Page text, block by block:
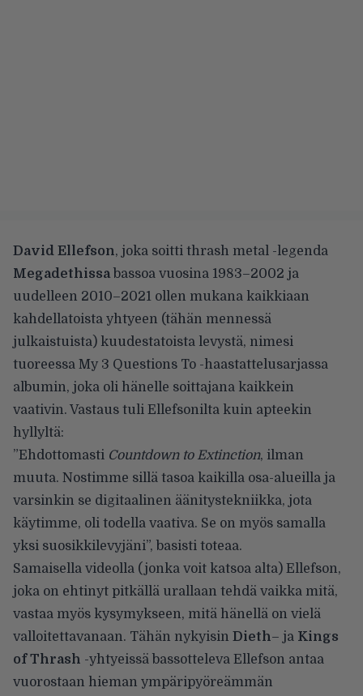
David Ellefson, joka soitti thrash metal -legenda
Megadethissabassoa vuosina 1983–2002 ja
uudelleen 2010–2021 ollen mukana kaikkiaan
kahdellatoista yhtyeen (tähän mennessä
julkaistuista) kuudestatoista levystä, nimesi
tuoreessa My 3 Questions To -haastattelusarjassa
albumin, joka oli hänelle soittajana kaikkein
vaativin. Vastaus tuli Ellefsonilta kuin apteekin
hyllyltä:
”Ehdottomasti Countdown to Extinction, ilman
muuta. Nostimme sillä tasoa kaikilla osa-alueilla ja
varsinkin se digitaalinen äänitystekniikka, jota
käytimme, oli todella vaativa. Se on myös samalla
yksi suosikkilevyjäni”, basisti toteaa.
Samaisella videolla (jonka voit katsoa alta) Ellefson,
joka on ehtinyt pitkällä urallaan tehdä vaikka mitä,
vastaa myös kysymykseen, mitä hänellä on vielä
valloitettavanaan. Tähän nykyisin Dieth– ja Kings
of Thrash -yhtyeissä bassotteleva Ellefson antaa
vuorostaan hieman ympäripyöreämmän